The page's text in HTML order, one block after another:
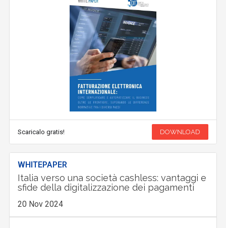
Scaricalo gratis! DOWNLOAD
WHITEPAPER
Italia verso una società cashless: vantaggi e
sfide della digitalizzazione dei pagamenti
20 Nov 2024